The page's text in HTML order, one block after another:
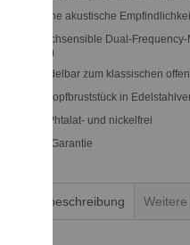
Bildgalerie
Sehr hohe akustische
Zwei hochsensible Dual-
mm (Kinder)
Umwandelbar zum klassischen
Doppelkopfbruststück in
Latex-, Phtalat- und nickelfrei
5 Jahre Garantie
Produktbeschreibung